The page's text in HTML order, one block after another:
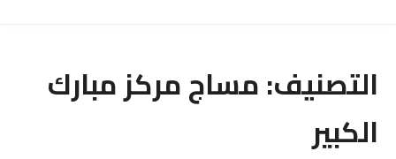
التصنيف:مساج مركز مبارك
الكبير